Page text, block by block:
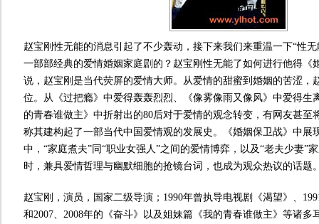
赵宝刚性无能的消息引起了不少轰动，接下来我们来重温一下“性
一部部经典的爱情婚姻家庭剧的？赵宝刚性无能了如何进行他
说，赵宝刚是当代荧屏的爱情大师。从爱情的甜蜜到婚姻的苦涩，
位。从《过把瘾》中爱得轰轰烈烈、《像雾像雨又像风》中爱得生
的青春谁做主》中折射出的80后对于爱情的观念转变，有网友甚至
称其建构起了一部当代中国爱情观的发展史。《婚姻保卫战》中展
中，“家庭煮夫”同“职业女强人”之间的爱情博弈，以及“老夫少妻”
时，兼具爱情哲理与幽默细胞的抢镜台词，也成为观众热议的话题
赵宝刚，演员，国家二级导演；1990年曾执导电视剧《渴望》、
和2007、2008年的《奋斗》以及姐妹篇《我的青春谁做主》等诸多